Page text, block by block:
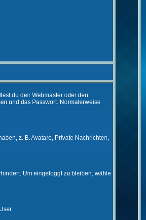
du den Webmaster oder den
und das Passwort. Normalerweise
z. B. Avatare, Private Nachrichten,
Um eingeloggt zu bleiben, wähle